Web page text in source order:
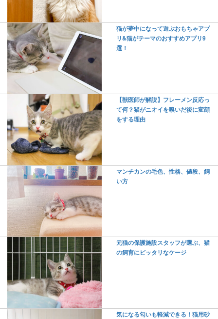
猫が夢中になって遊ぶおもちゃアプ
リ&猫がテーマのおすすめアプリ9
選！
【獣医師が解説】フレーメン反応っ
て何？猫がニオイを嗅いだ後に変顔
をする理由
マンチカンの毛色、性格、値段、飼
い方
元猫の保護施設スタッフが選ぶ、猫
の飼育にピッタリなケージ
気になる匂いも軽減できる！猫用砂